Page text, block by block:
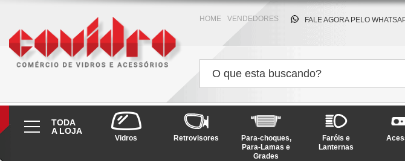
HOME VENDEDORES FALE AGORA PELO
TODA
A LOJA
Vidros Retrovisores
Para-choques,
Para-Lamas e
Grades
Faróis e
Lanternas